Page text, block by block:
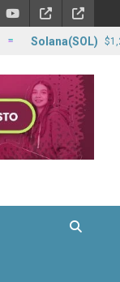
Solana(SOL) $1,266.35